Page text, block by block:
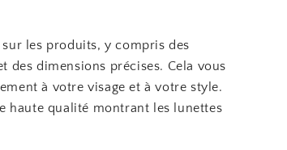
les produits, y compris des
des dimensions précises. Cela vous
à votre visage et à votre style.
haute qualité montrant les lunettes